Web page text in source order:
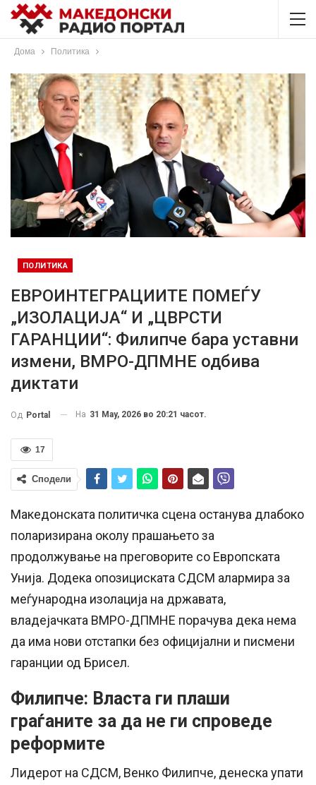
Дома Политика
ПОЛИТИКА
ЕВРОИНТЕГРАЦИИТЕ ПОМЕЃУ
„ИЗОЛАЦИЈА“ И „ЦВРСТИ
ГАРАНЦИИ“: Филипче бара уставни
измени, ВМРО-ДПМНЕ одбива
диктати
Од Portal На 31 May, 2026 во 20:21 часот.
17
Сподели
Македонската политичка сцена останува длабоко
поларизирана околу прашањето за
продолжување на преговорите со Европската
Унија. Додека опозициската СДСМ алармира за
меѓународна изолација на државата,
владејачката ВМРО-ДПМНЕ порачува дека нема
да има нови отстапки без официјални и писмени
гаранции од Брисел.
Филипче: Власта ги плаши
граѓаните за да не ги спроведе
реформите
Лидерот на СДСМ, Венко Филипче, денеска упати